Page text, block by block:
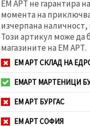
ЕМ АРТ не гарантира
момента на
изчерпана
Този артикул може да
магазините на ЕМ АРТ.
ЕМ АРТ СКЛАД НА
ЕМАРТ МАРТЕНИЦИ
ЕМ АРТ БУРГАС
ЕМ АРТ СОФИЯ